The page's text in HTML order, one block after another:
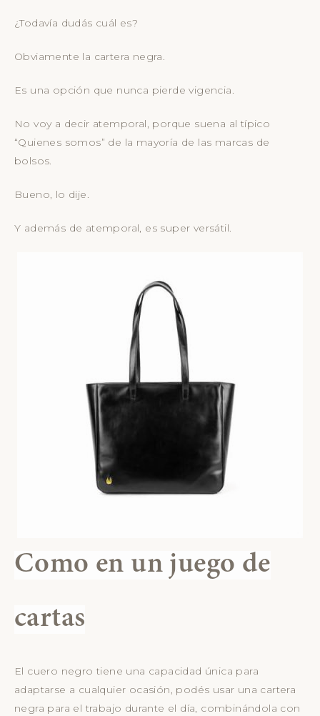
¿Todavía dudás cuál es?
Obviamente la cartera negra.
Es una opción que nunca pierde vigencia.
No voy a decir atemporal, porque suena al típico
“Quienes somos” de la mayoría de las marcas de
bolsos.
Bueno, lo dije.
Y además de atemporal, es super versátil.
Como en un juego de
cartas
El cuero negro tiene una capacidad única para
adaptarse a cualquier ocasión, podés usar una cartera
negra para el trabajo durante el día, combinándola con